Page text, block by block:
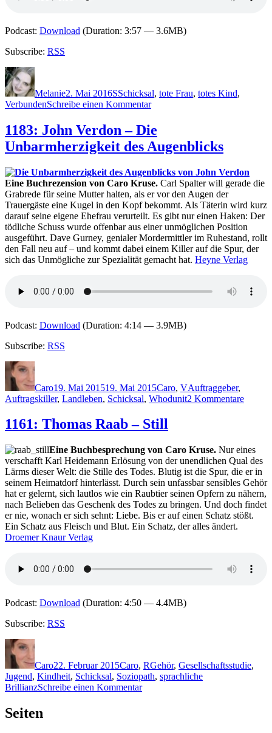
Podcast: Download (Duration: 3:57 — 3.6MB)
Subscribe: RSS
Autor
Melanie2. Mai 2016SSchicksal, tote Frau, totes Kind,
VerbundenSchreibe einen Kommentarzu
Sheers
–
saw
a
man
1183: John Verdon – Die
Unbarmherzigkeit des Augenblicks
Eine Buchrezension von Caro Kruse. Carl Spalter will gerade die
Grabrede für seine Mutter halten, als er vor den Augen der
Trauergäste eine Kugel in den Kopf bekommt. Als Täterin wird kurz
darauf seine eigene Ehefrau verurteilt. Es gibt nur einen Haken: Der
tödliche Schuss wurde offenbar aus einer unmöglichen Position
ausgeführt. Dave Gurney, genialer Mordermittler im Ruhestand, rollt
den Fall neu auf – und kommt dabei einem Killer auf die Spur, der
sich das Unmögliche zur Spezialität gemacht hat. Heyne Verlag
Podcast: Download (Duration: 4:14 — 3.9MB)
Subscribe: RSS
Autor
Caro19. Mai 201519. Mai 2015Caro, VAuftraggeber,
Auftragskiller, Landleben, Schicksal, Whodunit2 Kommentarezu
Die
des
1161: Thomas Raab – Still
Eine Buchbesprechung von Caro Kruse. Nur eines
verschafft Karl Heidemann Erlösung von der unendlichen Qual des
Lärms dieser Welt: die Stille des Todes. Blutig ist die Spur, die er in
seinem Heimatdorf hinterlässt. Durch sein unfassbar sensibles Gehör
hat er gelernt, sich lautlos wie ein Raubtier seinen Opfern zu nähern,
nach Belieben das Geschenk des Todes zu bringen. Und doch findet
er nie, wonach er sich sehnt: Liebe. Bis er auf einen Schatz stößt.
Ein Schatz aus Fleisch und Blut. Ein Schatz, der alles ändert.
Droemer Knaur Verlag
Podcast: Download (Duration: 4:50 — 4.4MB)
Subscribe: RSS
Autor
Caro22. Februar 2015Caro, RGehör, Gesellschaftsstudie,
Jugend, Kindheit, Schicksal, Soziopath, sprachliche
BrillianzSchreibe einen Kommentarzu
Seiten